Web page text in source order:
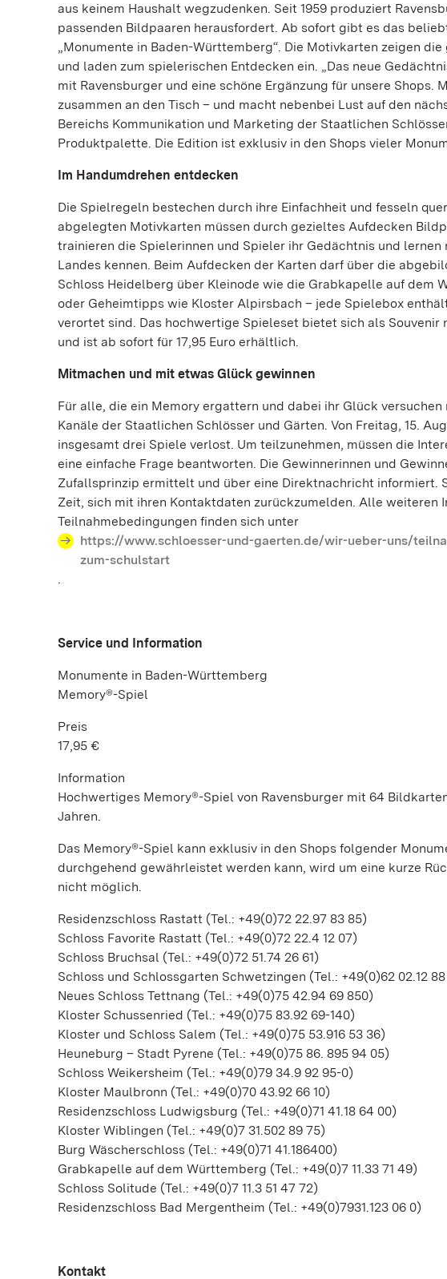
aus keinem Haushalt wegzudenken. Seit 1959 produziert
passenden Bildpaaren herausfordert. Ab sofort gibt es das
„Monumente in Baden-Württemberg“. Die Motivkarten zeigen
und laden zum spielerischen Entdecken ein. „Das neue
mit Ravensburger und eine schöne Ergänzung für unsere
zusammen an den Tisch – und macht nebenbei Lust auf den
Bereichs Kommunikation und Marketing der Staatlichen
Produktpalette. Die Edition ist exklusiv in den Shops vieler
Im Handumdrehen entdecken
Die Spielregeln bestechen durch ihre Einfachheit und fesseln
abgelegten Motivkarten müssen durch gezieltes Aufdecken
trainieren die Spielerinnen und Spieler ihr Gedächtnis und
Landes kennen. Beim Aufdecken der Karten darf über die
Schloss Heidelberg über Kleinode wie die Grabkapelle auf dem
oder Geheimtipps wie Kloster Alpirsbach – jede Spielebox
verortet sind. Das hochwertige Spieleset bietet sich als Souvenir
und ist ab sofort für 17,95 Euro erhältlich.
Mitmachen und mit etwas Glück gewinnen
Für alle, die ein Memory ergattern und dabei ihr Glück
Kanäle der Staatlichen Schlösser und Gärten. Von Freitag, 15.
insgesamt drei Spiele verlost. Um teilzunehmen, müssen die
eine einfache Frage beantworten. Die Gewinnerinnen und
Zufallsprinzip ermittelt und über eine Direktnachricht informiert.
Zeit, sich mit ihren Kontaktdaten zurückzumelden. Alle weiteren
Teilnahmebedingungen finden sich unter
https://www.schloesser-und-gaerten.de/wir-ueber-uns/
zum-schulstart
.
Service und Information
Monumente in Baden-Württemberg
Memory®-Spiel
Preis
17,95 €
Information
Hochwertiges Memory®-Spiel von Ravensburger mit 64
Jahren.
Das Memory®-Spiel kann exklusiv in den Shops folgender
durchgehend gewährleistet werden kann, wird um eine kurze
nicht möglich.
Residenzschloss Rastatt (Tel.: +49(0)72 22.97 83 85)
Schloss Favorite Rastatt (Tel.: +49(0)72 22.4 12 07)
Schloss Bruchsal (Tel.: +49(0)72 51.74 26 61)
Schloss und Schlossgarten Schwetzingen (Tel.: +49(0)62 02.12
Neues Schloss Tettnang (Tel.: +49(0)75 42.94 69 850)
Kloster Schussenried (Tel.: +49(0)75 83.92 69-140)
Kloster und Schloss Salem (Tel.: +49(0)75 53.916 53 36)
Heuneburg – Stadt Pyrene (Tel.: +49(0)75 86. 895 94 05)
Schloss Weikersheim (Tel.: +49(0)79 34.9 92 95-0)
Kloster Maulbronn (Tel.: +49(0)70 43.92 66 10)
Residenzschloss Ludwigsburg (Tel.: +49(0)71 41.18 64 00)
Kloster Wiblingen (Tel.: +49(0)7 31.502 89 75)
Burg Wäscherschloss (Tel.: +49(0)71 41.186400)
Grabkapelle auf dem Württemberg (Tel.: +49(0)7 11.33 71 49)
Schloss Solitude (Tel.: +49(0)7 11.3 51 47 72)
Residenzschloss Bad Mergentheim (Tel.: +49(0)7931.123 06 0)
Kontakt